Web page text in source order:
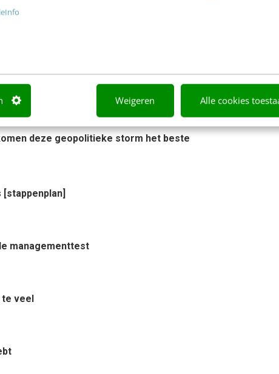
Weigeren Alle cookies
en valt buiten de
Bekijk alle blogartikelen →
deze geopolitieke storm het beste
managementtest
veel